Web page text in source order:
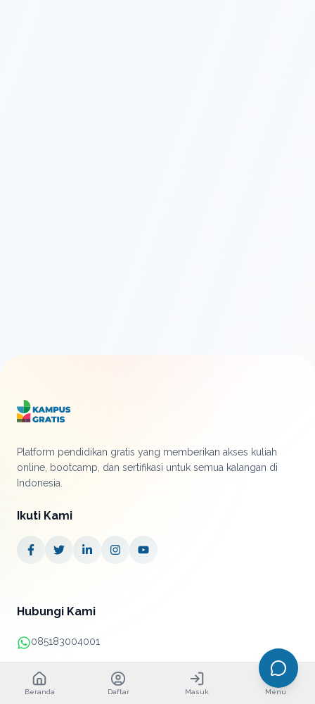
Platform pendidikan gratis yang memberikan akses kuliah
online, bootcamp, dan sertifikasi untuk semua kalangan di
Indonesia.
Ikuti Kami
Hubungi Kami
085183004001
info@kampusgratis.id
Beranda Daftar Masuk Menu